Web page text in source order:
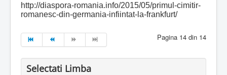
http://diaspora-romania.info/2015/05/primul-cimitir-
romanesc-din-germania-infiintat-la-frankfurt/
Pagina 14 din 14
Selectati Limba